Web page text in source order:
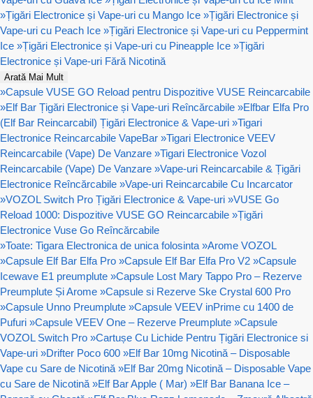
»Țigări Electronice și Vape-uri cu Mango Ice »Țigări Electronice și
Vape-uri cu Peach Ice »Țigări Electronice și Vape-uri cu Peppermint
Ice »Țigări Electronice și Vape-uri cu Pineapple Ice »Țigări
Electronice și Vape-uri Fără Nicotină
Arată Mai Mult
»Capsule VUSE GO Reload pentru Dispozitive VUSE Reincarcabile
»Elf Bar Țigări Electronice și Vape-uri Reîncărcabile »Elfbar Elfa Pro
(Elf Bar Reincarcabil) Țigări Electronice & Vape-uri »Tigari
Electronice Reincarcabile VapeBar »Tigari Electronice VEEV
Reincarcabile (Vape) De Vanzare »Tigari Electronice Vozol
Reincarcabile (Vape) De Vanzare »Vape-uri Reincarcabile & Țigări
Electronice Reîncărcabile »Vape-uri Reincarcabile Cu Incarcator
»VOZOL Switch Pro Țigări Electronice & Vape-uri »VUSE Go
Reload 1000: Dispozitive VUSE GO Reincarcabile »Țigări
Electronice Vuse Go Reîncărcabile
»Toate: Tigara Electronica de unica folosinta »Arome VOZOL
»Capsule Elf Bar Elfa Pro »Capsule Elf Bar Elfa Pro V2 »Capsule
Icewave E1 preumplute »Capsule Lost Mary Tappo Pro – Rezerve
Preumplute Și Arome »Capsule si Rezerve Ske Crystal 600 Pro
»Capsule Unno Preumplute »Capsule VEEV inPrime cu 1400 de
Pufuri »Capsule VEEV One – Rezerve Preumplute »Capsule
VOZOL Switch Pro »Cartușe Cu Lichide Pentru Țigări Electronice si
Vape-uri »Drifter Poco 600 »Elf Bar 10mg Nicotină – Disposable
Vape cu Sare de Nicotină »Elf Bar 20mg Nicotină – Disposable Vape
cu Sare de Nicotină »Elf Bar Apple ( Mar) »Elf Bar Banana Ice –